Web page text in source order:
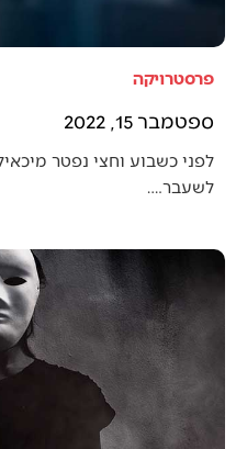
פרסטרויקה
ספטמבר 15, 2022
לפני כשבוע וחצי נפטר
לשעבר.…